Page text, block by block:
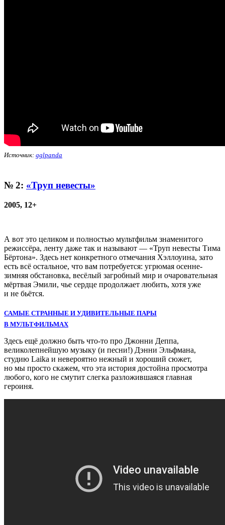
Источник: gglpanda
№ 2: «Труп невесты»
2005, 12+
А вот это целиком и полностью мультфильм знаменитого
режиссёра, ленту даже так и называют — «Труп невесты Тима
Бёртона». Здесь нет конкретного отмечания Хэллоуина, зато
есть всё остальное, что вам потребуется: угрюмая осенне-
зимняя обстановка, весёлый загробный мир и очаровательная
мёртвая Эмили, чье сердце продолжает любить, хотя уже
и не бьётся.
САМЫЕ СТРАННЫЕ И УДИВИТЕЛЬНЫЕ ПАРЫ
В МУЛЬТФИЛЬМАХ
Здесь ещё должно быть что-то про Джонни Деппа,
великолепнейшую музыку (и песни!) Дэнни Эльфмана,
студию Laika и невероятно нежный и хороший сюжет,
но мы просто скажем, что эта история достойна просмотра
любого, кого не смутит слегка разложившаяся главная
героиня.